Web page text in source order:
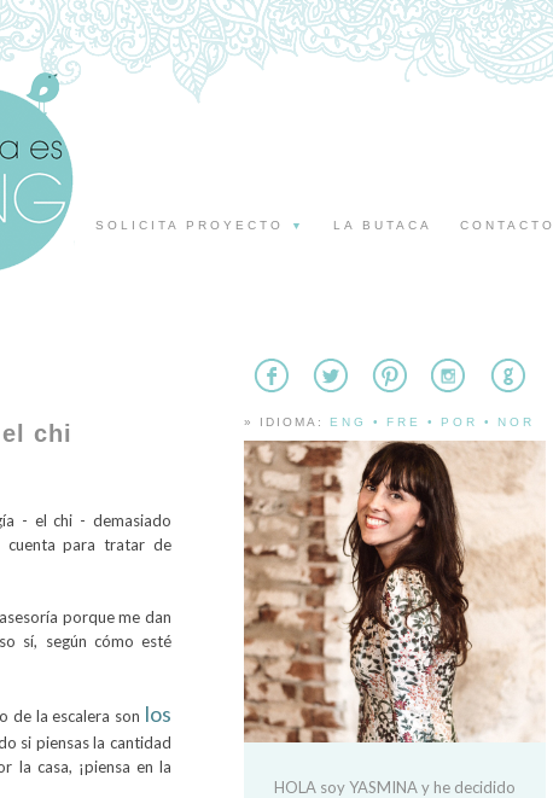
SOLICITA PROYECTO ▼ LA BUTACA CONTACTO
chi
- el chi - demasiado
cuenta para tratar de
porque me dan
sí, según cómo esté
de la escalera son los
si piensas la cantidad
la casa, ¡piensa en la
» IDIOMA: ENG • FRE • POR • NOR
HOLA soy YASMINA y he decidido